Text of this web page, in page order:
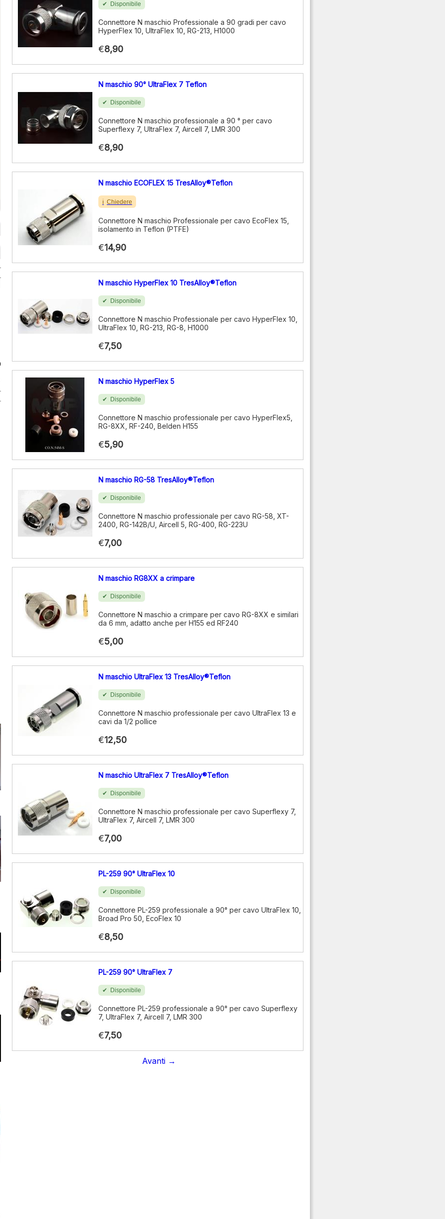
Disponibile
Connettore N maschio Professionale a 90 gradi per cavo
HyperFlex 10, UltraFlex 10, RG-213, H1000
€8,90
N maschio 90° UltraFlex 7 Teflon
Disponibile
Connettore N maschio professionale a 90 ° per cavo
Superflexy 7, UltraFlex 7, Aircell 7, LMR 300
€8,90
N maschio ECOFLEX 15 TresAlloy®Teflon
Chiedere
Connettore N maschio Professionale per cavo EcoFlex 15,
isolamento in Teflon (PTFE)
€14,90
N maschio HyperFlex 10 TresAlloy®Teflon
Disponibile
Connettore N maschio Professionale per cavo HyperFlex 10,
UltraFlex 10, RG-213, RG-8, H1000
€7,50
N maschio HyperFlex 5
Disponibile
Connettore N maschio professionale per cavo HyperFlex5,
RG-8XX, RF-240, Belden H155
€5,90
N maschio RG-58 TresAlloy®Teflon
Disponibile
Connettore N maschio professionale per cavo RG-58, XT-
2400, RG-142B/U, Aircell 5, RG-400, RG-223U
€7,00
N maschio RG8XX a crimpare
Disponibile
Connettore N maschio a crimpare per cavo RG-8XX e similari
da 6 mm, adatto anche per H155 ed RF240
€5,00
N maschio UltraFlex 13 TresAlloy®Teflon
Disponibile
Connettore N maschio professionale per cavo UltraFlex 13 e
cavi da 1/2 pollice
€12,50
N maschio UltraFlex 7 TresAlloy®Teflon
Disponibile
Connettore N maschio professionale per cavo Superflexy 7,
UltraFlex 7, Aircell 7, LMR 300
€7,00
PL-259 90° UltraFlex 10
Disponibile
Connettore PL-259 professionale a 90° per cavo UltraFlex 10,
Broad Pro 50, EcoFlex 10
€8,50
PL-259 90° UltraFlex 7
Disponibile
Connettore PL-259 professionale a 90° per cavo Superflexy
7, UltraFlex 7, Aircell 7, LMR 300
€7,50
Avanti →